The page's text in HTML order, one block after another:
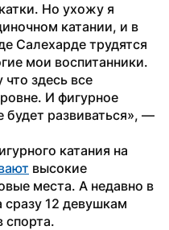
Но ухожу я
катании, и в
Салехарде трудятся
мои воспитанники.
здесь все
И фигурное
будет развиваться», —
катания на
высокие
места. А недавно в
12 девушкам
спорта.